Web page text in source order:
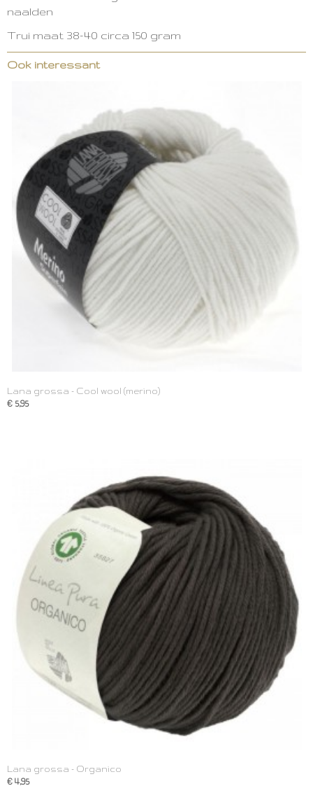
naalden
Trui maat 38-40 circa 150 gram
Ook interessant
Lana grossa - Cool wool (merino)
€ 5,95
Lana grossa - Organico
€ 4,95